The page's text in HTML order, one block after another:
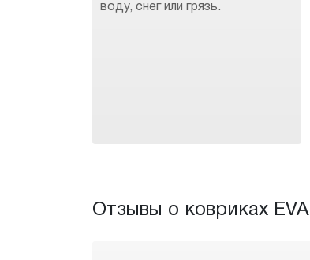
воду, снег или грязь.
Отзывы о ковриках EVA